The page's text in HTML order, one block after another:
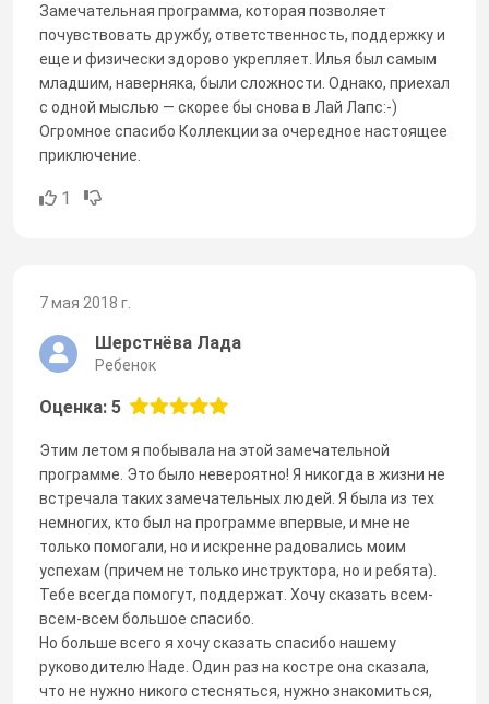
Замечательная программа, которая позволяет
почувствовать дружбу, ответственность, поддержку и
еще и физически здорово укрепляет. Илья был самым
младшим, наверняка, были сложности. Однако, приехал
с одной мыслью — скорее бы снова в Лай Лапс:-)
Огромное спасибо Коллекции за очередное настоящее
приключение.
1
7 мая 2018 г.
Шерстнёва Лада
Ребенок
Оценка: 5
Этим летом я побывала на этой замечательной
программе. Это было невероятно! Я никогда в жизни не
встречала таких замечательных людей. Я была из тех
немногих, кто был на программе впервые, и мне не
только помогали, но и искренне радовались моим
успехам (причем не только инструктора, но и ребята).
Тебе всегда помогут, поддержат. Хочу сказать всем-
всем-всем большое спасибо.
Но больше всего я хочу сказать спасибо нашему
руководителю Наде. Один раз на костре она сказала,
что не нужно никого стесняться, нужно знакомиться,